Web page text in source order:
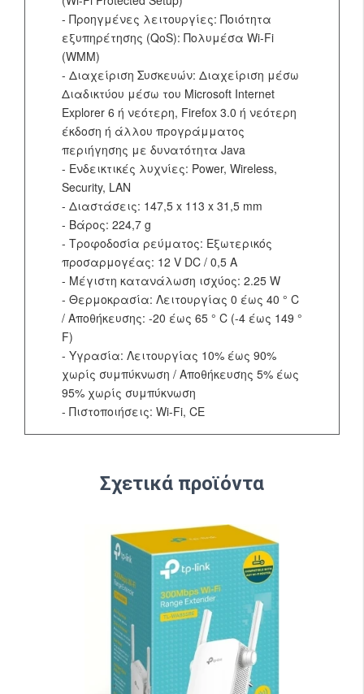
- Προηγμένες λειτουργίες: Ποιότητα
εξυπηρέτησης (QoS): Πολυμέσα Wi-Fi
(WMM)
- Διαχείριση Συσκευών: Διαχείριση μέσω
Διαδικτύου μέσω του Microsoft Internet
Explorer 6 ή νεότερη, Firefox 3.0 ή νεότερη
έκδοση ή άλλου προγράμματος
περιήγησης με δυνατότητα Java
- Ενδεικτικές λυχνίες: Power, Wireless,
Security, LAN
- Διαστάσεις: 147,5 x 113 x 31,5 mm
- Βάρος: 224,7 g
- Τροφοδοσία ρεύματος: Εξωτερικός
προσαρμογέας: 12 V DC / 0,5 A
- Μέγιστη κατανάλωση ισχύος: 2.25 W
- Θερμοκρασία: Λειτουργίας 0 έως 40 ° C
/ Αποθήκευσης: -20 έως 65 ° C (-4 έως 149 °
F)
- Υγρασία: Λειτουργίας 10% έως 90%
χωρίς συμπύκνωση / Αποθήκευσης 5% έως
95% χωρίς συμπύκνωση
- Πιστοποιήσεις: Wi-Fi, CE
Σχετικά προϊόντα